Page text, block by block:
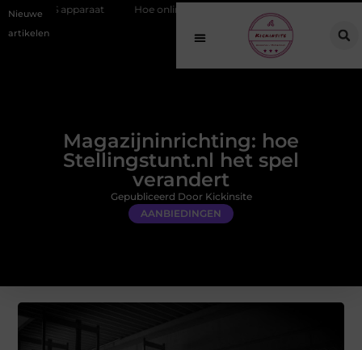
Nieuwe
artikelen
Hoe online vindbaarheid verandert in 2026
Magazijninrichting: hoe
Stellingstunt.nl het spel
verandert
AANBIEDINGEN
Gepubliceerd Door Kickinsite